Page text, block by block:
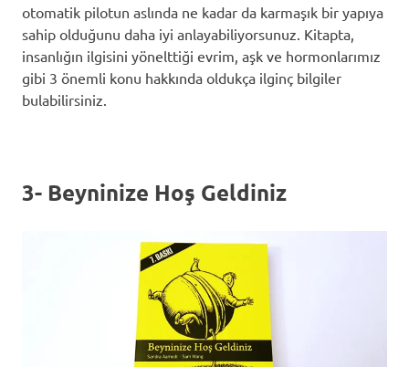
otomatik pilotun aslında ne kadar da karmaşık bir yapıya
sahip olduğunu daha iyi anlayabiliyorsunuz. Kitapta,
insanlığın ilgisini yönelttiği evrim, aşk ve hormonlarımız
gibi 3 önemli konu hakkında oldukça ilginç bilgiler
bulabilirsiniz.
3- Beyninize Hoş Geldiniz